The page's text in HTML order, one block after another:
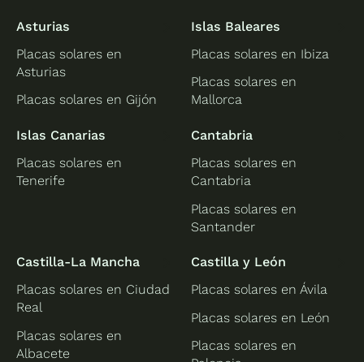
Asturias
Placas solares en
Asturias
Placas solares en Gijón
Islas Baleares
Placas solares en Ibiza
Placas solares en
Mallorca
Islas Canarias
Placas solares en
Tenerife
Cantabria
Placas solares en
Cantabria
Placas solares en
Santander
Castilla-La Mancha
Placas solares en Ciudad
Real
Placas solares en
Albacete
Castilla y León
Placas solares en Ávila
Placas solares en León
Placas solares en